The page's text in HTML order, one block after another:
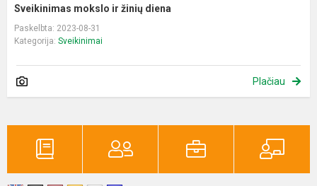
Sveikinimas mokslo ir žinių diena
Paskelbta: 2023-08-31
Kategorija: Sveikinimai
Plačiau